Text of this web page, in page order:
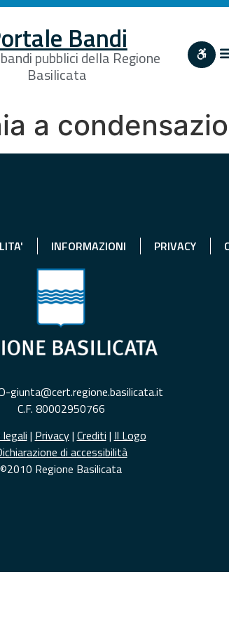
Bandi
pubblici della Regione
Basilicata
a
INFORMAZIONI PRIVACY
giunta@cert.regione.basilicata.it
C.F. 80002950766
| Privacy| Crediti | Il Logo
di accessibilità
©2010 Regione Basilicata